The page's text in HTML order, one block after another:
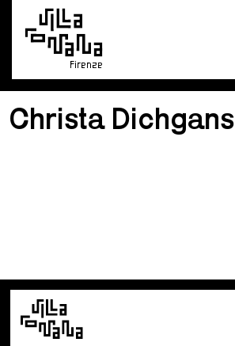
Firenze
Christa Dichgans